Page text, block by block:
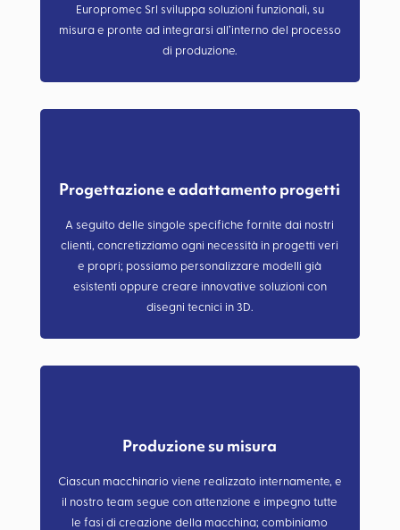
Europromec Srl sviluppa soluzioni funzionali, su
misura e pronte ad integrarsi all’interno del processo
di produzione.
Progettazione e adattamento progetti
A seguito delle singole specifiche fornite dai nostri
clienti, concretizziamo ogni necessità in progetti veri
e propri; possiamo personalizzare modelli già
esistenti oppure creare innovative soluzioni con
disegni tecnici in 3D.
Produzione su misura
Ciascun macchinario viene realizzato internamente, e
il nostro team segue con attenzione e impegno tutte
le fasi di creazione della macchina; combiniamo